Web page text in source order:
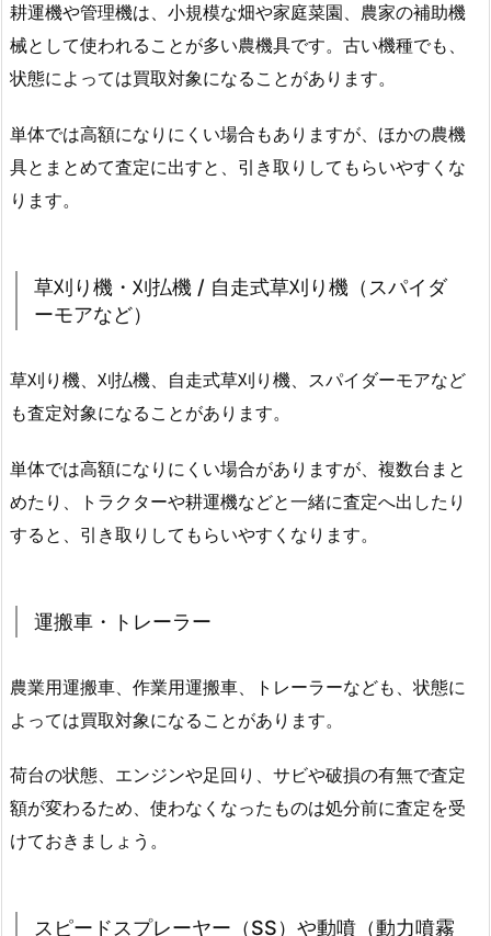
耕運機や管理機は、小規模な畑や家庭菜園、農家の補助機
械として使われることが多い農機具です。古い機種でも、
状態によっては買取対象になることがあります。
単体では高額になりにくい場合もありますが、ほかの農機
具とまとめて査定に出すと、引き取りしてもらいやすくな
ります。
草刈り機・刈払機 / 自走式草刈り機（スパイダ
ーモアなど）
草刈り機、刈払機、自走式草刈り機、スパイダーモアなど
も査定対象になることがあります。
単体では高額になりにくい場合がありますが、複数台まと
めたり、トラクターや耕運機などと一緒に査定へ出したり
すると、引き取りしてもらいやすくなります。
運搬車・トレーラー
農業用運搬車、作業用運搬車、トレーラーなども、状態に
よっては買取対象になることがあります。
荷台の状態、エンジンや足回り、サビや破損の有無で査定
額が変わるため、使わなくなったものは処分前に査定を受
けておきましょう。
スピードスプレーヤー（SS）や動噴（動力噴霧